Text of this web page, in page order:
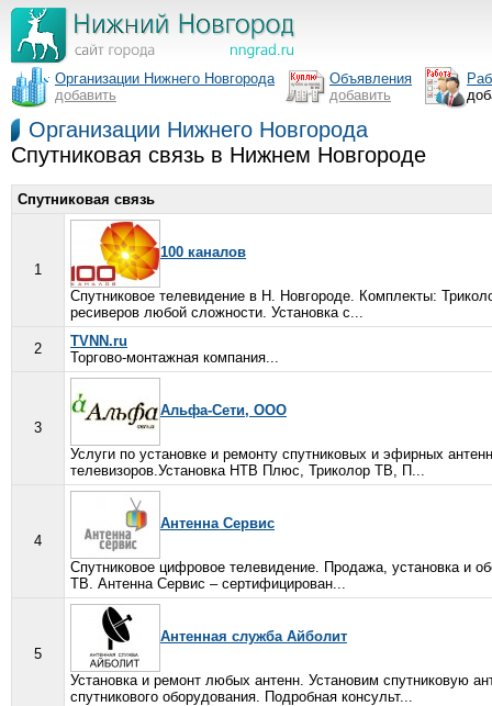
Организации Нижнего Новгорода
добавить
Объявления
добавить
Организации Нижнего Новгорода
Спутниковая связь в Нижнем Новгороде
Спутниковая связь
1
100 каналов
Спутниковое телевидение в Н. Новгороде. Комплекты:
ресиверов любой сложности. Установка с...
2
TVNN.ru
Торгово-монтажная компания...
3
Альфа-Сети, ООО
Услуги по установке и ремонту спутниковых и эфирных
телевизоров.Установка НТВ Плюс, Триколор ТВ, П...
4
Антенна Сервис
Спутниковое цифровое телевидение. Продажа, установка
ТВ. Антенна Сервис – сертифицирован...
5
Антенная служба Айболит
Установка и ремонт любых антенн. Установим спутниковую
спутникового оборудования. Подробная консульт...